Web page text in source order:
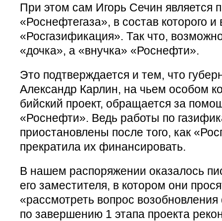
При этом сам Игорь Сечин является
«Роснефтегаза», в состав которого и
«Росгазификация». Так что,
«дочка», а «внучка» «Роснефти».
Это подтверждается и тем, что
Александр Карлин, на чьем особом
бийский проект, обращается за
«Роснефти». Ведь работы по
приостановлены после того, как
прекратила их финансировать.
В нашем распоряжении оказалось
его заместителя, в котором они
«рассмотреть вопрос
по завершению 1 этапа проекта